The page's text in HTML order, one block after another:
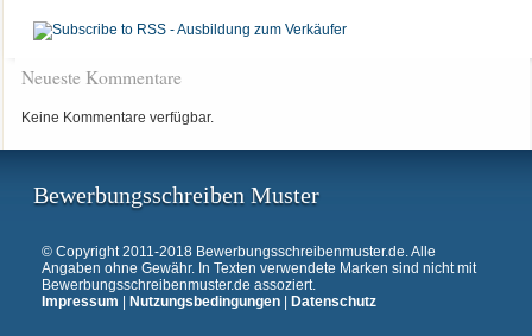
Neueste Kommentare
Keine Kommentare verfügbar.
Bewerbungsschreiben Muster
© Copyright 2011-2018 Bewerbungsschreibenmuster.de. Alle
Angaben ohne Gewähr. In Texten verwendete Marken sind nicht mit
Bewerbungsschreibenmuster.de assoziert.
Impressum
Nutzungsbedingungen Datenschutz